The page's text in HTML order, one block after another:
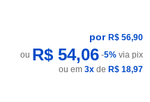
por R$ 56,90
ou R$ 54,06 -5% via pix
ou em 3x de R$ 18,97